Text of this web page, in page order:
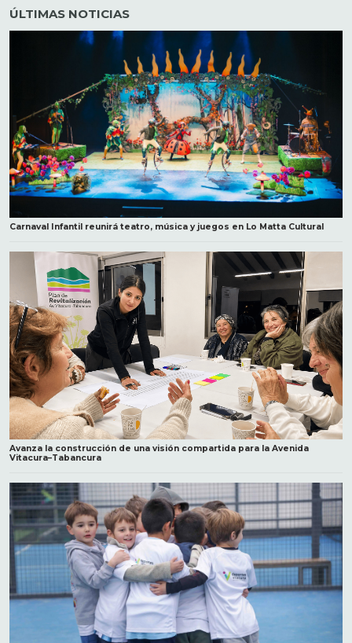
ÚLTIMAS NOTICIAS
Carnaval Infantil reunirá teatro, música y juegos en Lo Matta Cultural
Avanza la construcción de una visión compartida para la Avenida
Vitacura–Tabancura